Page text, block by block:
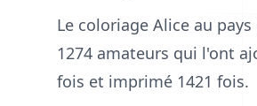
Le coloriage Alice au
1274 amateurs qui l'ont
fois et imprimé 1421 fois.